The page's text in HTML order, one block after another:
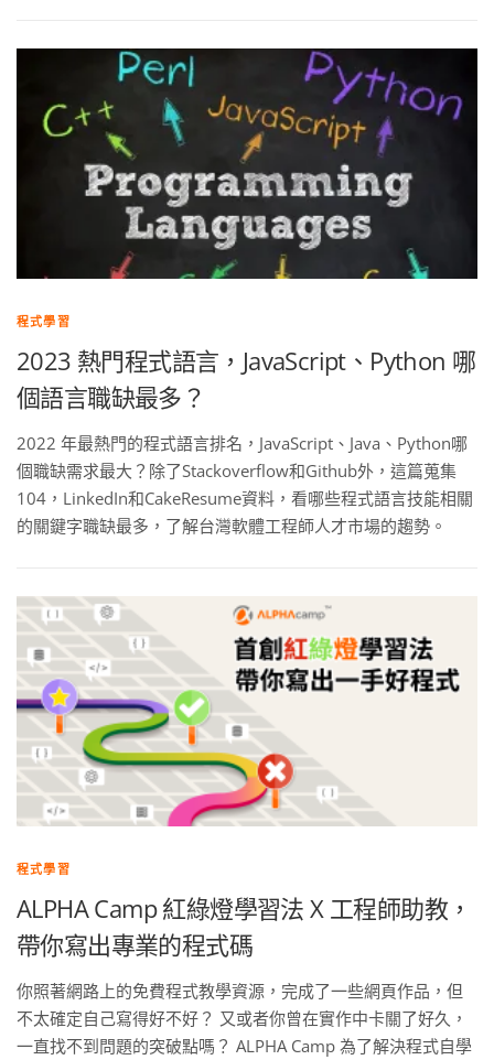
程式學習
2023 熱門程式語言，JavaScript、Python 哪
個語言職缺最多？
2022 年最熱門的程式語言排名，JavaScript、Java、Python哪
個職缺需求最大？除了Stackoverflow和Github外，這篇蒐集
104，LinkedIn和CakeResume資料，看哪些程式語言技能相關
的關鍵字職缺最多，了解台灣軟體工程師人才市場的趨勢。
程式學習
ALPHA Camp 紅綠燈學習法 X 工程師助教，
帶你寫出專業的程式碼
你照著網路上的免費程式教學資源，完成了一些網頁作品，但
不太確定自己寫得好不好？ 又或者你曾在實作中卡關了好久，
一直找不到問題的突破點嗎？ ALPHA Camp 為了解決程式自學